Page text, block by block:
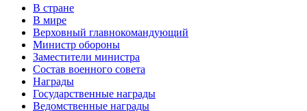
В стране
В мире
Верховный главнокомандующий
Министр обороны
Заместители министра
Состав военного совета
Награды
Государственные награды
Ведомственные награды